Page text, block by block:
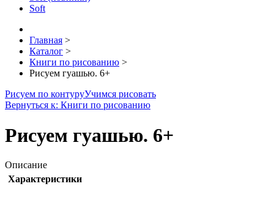
Soft
Главная >
Каталог >
Книги по рисованию >
Рисуем гуашью. 6+
Рисуем по контуруУчимся рисовать
Вернуться к: Книги по рисованию
Рисуем гуашью. 6+
Описание
Характеристики